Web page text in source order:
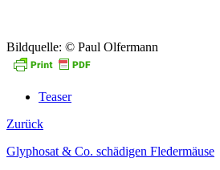
Bildquelle: © Paul Olfermann
Teaser
Zurück
Glyphosat & Co. schädigen Fledermäuse